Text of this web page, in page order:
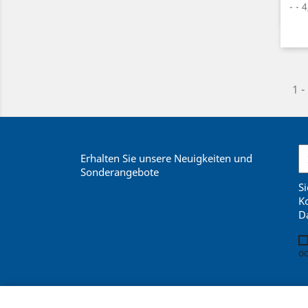
- ¯
1
Erhalten Sie unsere Neuigkeiten und
Sonderangebote